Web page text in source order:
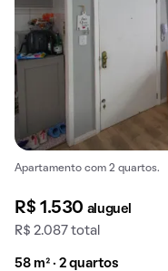
Apartamento com 2 quartos.
R$ 1.530 aluguel
R$ 2.087 total
58 m² · 2 quartos